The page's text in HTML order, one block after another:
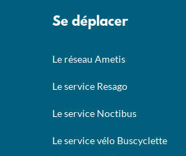
Se déplacer
Le réseau Ametis
Le service Resago
Le service Noctibus
Le service vélo Buscyclette